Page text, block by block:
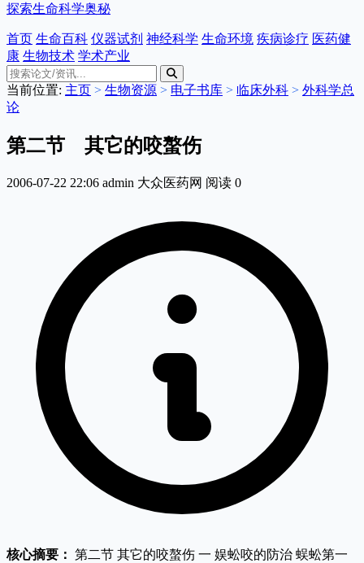
探索生命科学奥秘
首页 生命百科 仪器试剂 神经科学 生命环境 疾病诊疗 医药健
康 生物技术 学术产业
当前位置: 主页 > 生物资源 > 电子书库 > 临床外科 > 外科学总
论
第二节 其它的咬螯伤
2006-07-22 22:06 admin 大众医药网 阅读 0
核心摘要： 第二节 其它的咬螯伤 一 娱蚣咬的防治 蜈蚣第一